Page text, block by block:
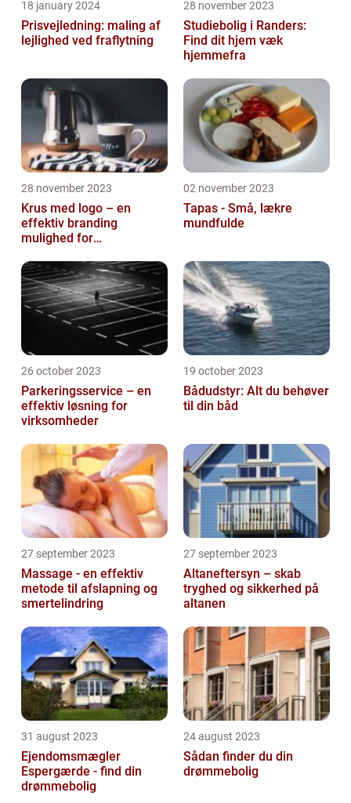
18 january 2024
Prisvejledning: maling af
lejlighed ved fraflytning
28 november 2023
Studiebolig i Randers:
Find dit hjem væk
hjemmefra
28 november 2023
Krus med logo – en
effektiv branding
mulighed for
02 november 2023
Tapas - Små, lækre
mundfulde
26 october 2023
Parkeringsservice – en
effektiv løsning for
virksomheder
19 october 2023
Bådudstyr: Alt du behøver
til din båd
27 september 2023
Massage - en effektiv
metode til afslapning og
smertelindring
27 september 2023
Altaneftersyn – skab
tryghed og sikkerhed på
altanen
31 august 2023
Ejendomsmægler
Espergærde - find din
drømmebolig
24 august 2023
Sådan finder du din
drømmebolig